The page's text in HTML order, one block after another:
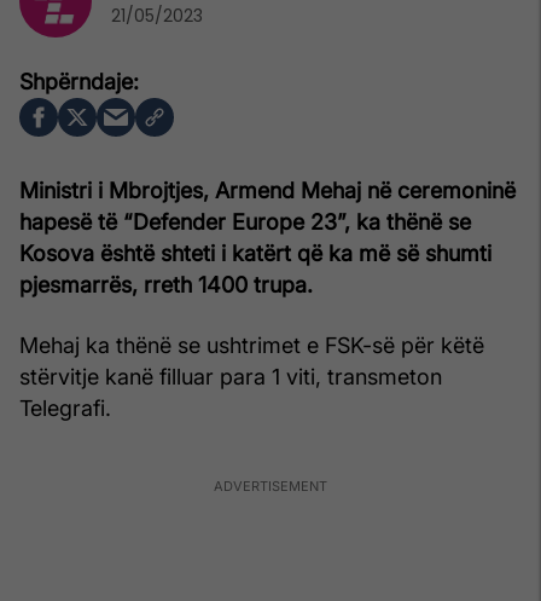
Ministri i Mbrojtjes, Armend Mehaj në ceremoninë
hapesë të “Defender Europe 23”, ka thënë se
Kosova është shteti i katërt që ka më së shumti
pjesmarrës, rreth 1400 trupa.
Mehaj ka thënë se ushtrimet e FSK-së për këtë
stërvitje kanë filluar para 1 viti, transmeton
Telegrafi.
21/05/2023